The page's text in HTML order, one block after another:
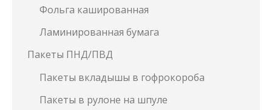
Фольга кашированная
Ламинированная бумага
Пакеты ПНД/ПВД
Пакеты вкладышы в гофрокороба
Пакеты в рулоне на шпуле